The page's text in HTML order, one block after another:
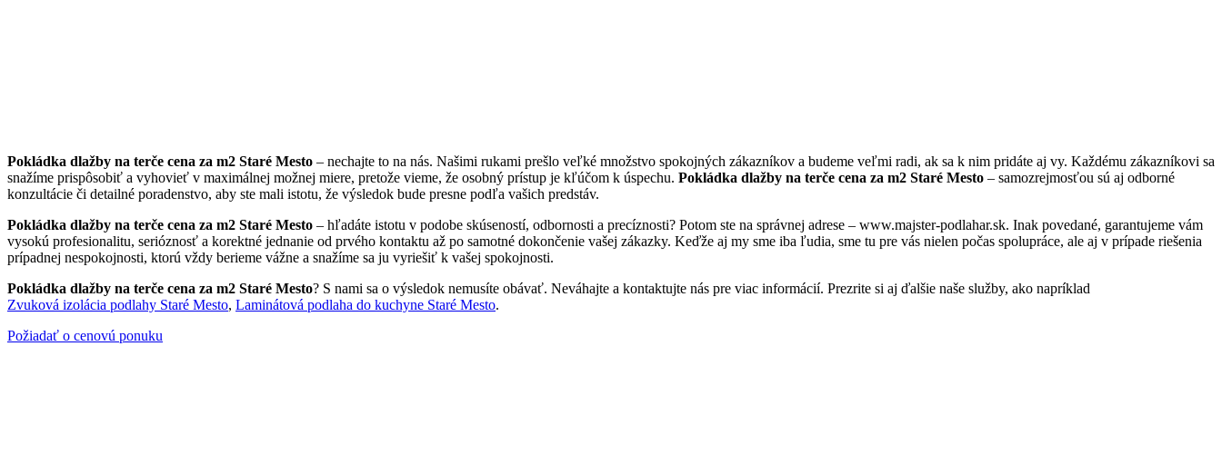
Pokládka dlažby na terče cena za m2 Staré Mesto – nechajte to na nás. Našimi rukami prešlo veľké množstvo spokojných zákazníkov a budeme veľmi radi, ak sa k nim pridáte aj vy. Každému zákazníkovi sa
snažíme prispôsobiť a vyhovieť v maximálnej možnej miere, pretože vieme, že osobný prístup je kľúčom k úspechu. Pokládka dlažby na terče cena za m2 Staré Mesto – samozrejmosťou sú aj odborné
konzultácie či detailné poradenstvo, aby ste mali istotu, že výsledok bude presne podľa vašich predstáv.
Pokládka dlažby na terče cena za m2 Staré Mesto – hľadáte istotu v podobe skúseností, odbornosti a precíznosti? Potom ste na správnej adrese – www.majster-podlahar.sk. Inak povedané, garantujeme vám
vysokú profesionalitu, serióznosť a korektné jednanie od prvého kontaktu až po samotné dokončenie vašej zákazky. Keďže aj my sme iba ľudia, sme tu pre vás nielen počas spolupráce, ale aj v prípade riešenia
prípadnej nespokojnosti, ktorú vždy berieme vážne a snažíme sa ju vyriešiť k vašej spokojnosti.
Pokládka dlažby na terče cena za m2 Staré Mesto? S nami sa o výsledok nemusíte obávať. Neváhajte a kontaktujte nás pre viac informácií. Prezrite si aj ďalšie naše služby, ako napríklad
Zvuková izolácia podlahy Staré Mesto, Laminátová podlaha do kuchyne Staré Mesto.
Požiadať o cenovú ponuku